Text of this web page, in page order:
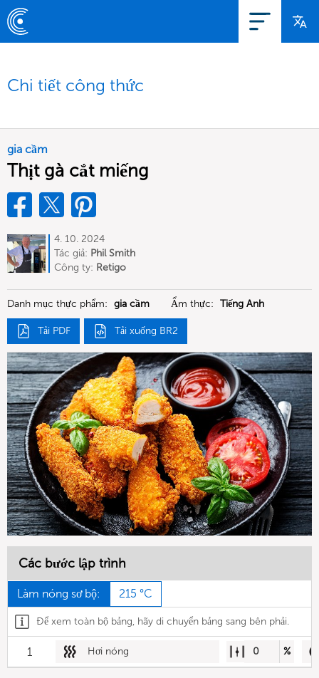
Chi tiết công thức
gia cầm
Thịt gà cắt miếng
4. 10. 2024
Tác giả: Phil Smith
Công ty: Retigo
Danh mục thực phẩm: gia cầm Ẩm thực: Tiếng Anh
Tải PDF Tải xuống BR2
Các bước lập trình
Làm nóng sơ bộ: 215 °C
Để xem toàn bộ bảng, hãy di chuyển bảng sang bên phải.
1 Hơi nóng 0 %